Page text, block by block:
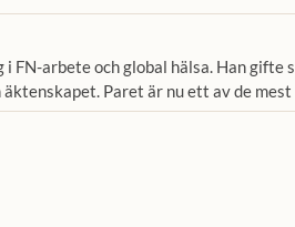
FN-arbete och global hälsa. Han
Paret är nu ett av de mest